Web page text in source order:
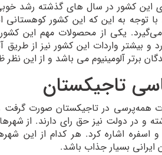
یکی از محصولات مهم این کشور
و بیشتر واردات این کشور نیز از
برتر آلومینیوم می باشد و از این
تاجیکستان
انتخابات همه‌پرسی در تاجیکستان
و در دولت نیز حق رای دارند. از
و اسفره اشاره کرد. هر کدام از این
ایرانی بسیار جذاب باشد.